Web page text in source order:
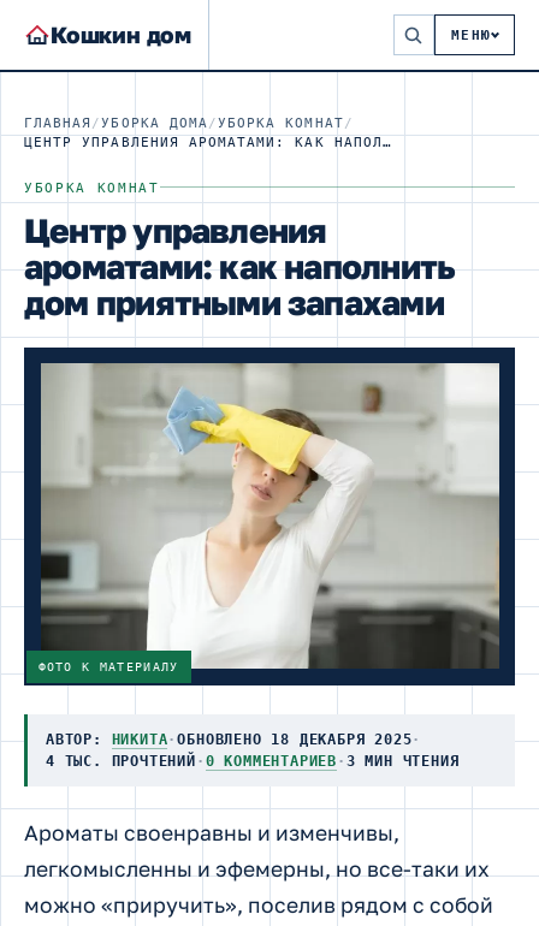
Кошкин дом МЕНЮ
ГЛАВНАЯ /УБОРКА ДОМА /УБОРКА КОМНАТ /
ЦЕНТР УПРАВЛЕНИЯ АРОМАТАМИ: КАК НАПОЛНИТЬ ДОМ ПРИЯТНЫМИ ЗАПАХАМИ
УБОРКА КОМНАТ
Центр управления
ароматами: как наполнить
дом приятными запахами
ФОТО К МАТЕРИАЛУ
АВТОР: НИКИТА·ОБНОВЛЕНО 18 ДЕКАБРЯ 2025·
4 ТЫС. ПРОЧТЕНИЙ · 0 КОММЕНТАРИЕВ · 3 МИН ЧТЕНИЯ
Ароматы своенравны и изменчивы,
легкомысленны и эфемерны, но все-таки их
можно «приручить», поселив рядом с собой